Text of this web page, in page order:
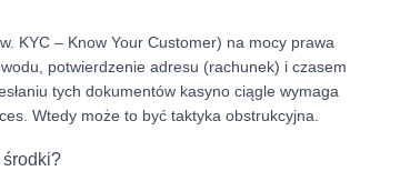
KYC – Know Your Customer) na mocy prawa
potwierdzenie adresu (rachunek) i czasem
tych dokumentów kasyno ciągle wymaga
Wtedy może to być taktyka obstrukcyjna.